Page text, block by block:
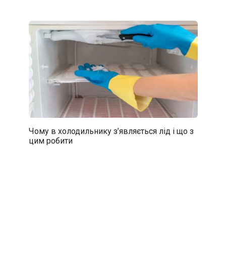
Чому в холодильнику з’являється лід і що з
цим робити